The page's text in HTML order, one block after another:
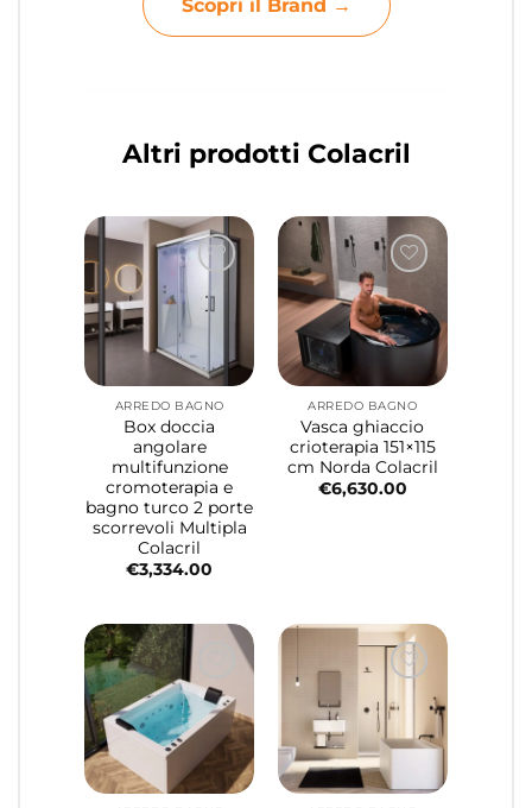
Scopri il Brand →
Altri prodotti Colacril
ARREDO BAGNO
Box doccia
angolare
multifunzione
cromoterapia e
bagno turco 2 porte
scorrevoli Multipla
Colacril
€3,334.00
ARREDO BAGNO
Vasca ghiaccio
crioterapia 151×115
cm Norda Colacril
€6,630.00